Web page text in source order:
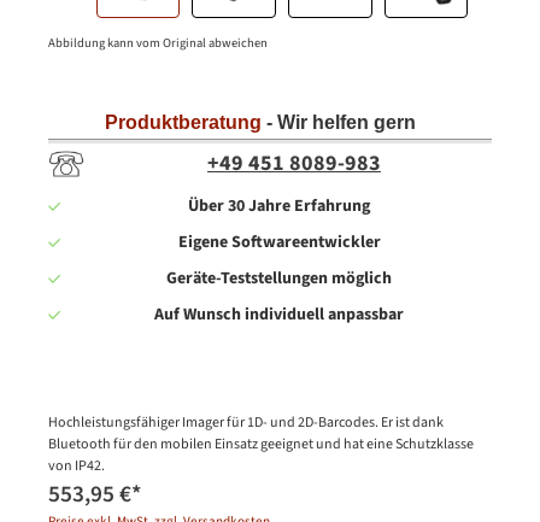
Abbildung kann vom Original abweichen
Produktberatung - Wir helfen gern
+49 451 8089-983
Über 30 Jahre Erfahrung
Eigene Softwareentwickler
Geräte-Teststellungen möglich
Auf Wunsch individuell anpassbar
Hochleistungsfähiger Imager für 1D- und 2D-Barcodes. Er ist dank
Bluetooth für den mobilen Einsatz geeignet und hat eine Schutzklasse
von IP42.
553,95 €*